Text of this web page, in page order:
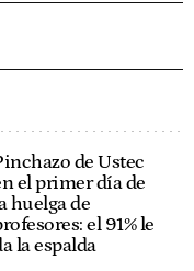
de Ustec
el primer día de
huelga de
el 91% le
la espalda